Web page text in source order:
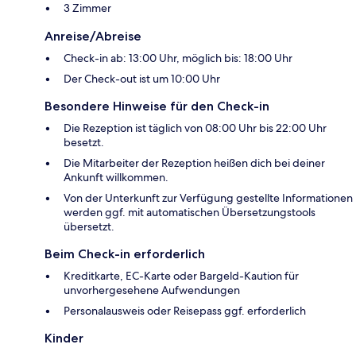
3 Zimmer
Anreise/Abreise
Check-in ab: 13:00 Uhr, möglich bis: 18:00 Uhr
Der Check-out ist um 10:00 Uhr
Besondere Hinweise für den Check-in
Die Rezeption ist täglich von 08:00 Uhr bis 22:00 Uhr
besetzt.
Die Mitarbeiter der Rezeption heißen dich bei deiner
Ankunft willkommen.
Von der Unterkunft zur Verfügung gestellte Informationen
werden ggf. mit automatischen Übersetzungstools
übersetzt.
Beim Check-in erforderlich
Kreditkarte, EC-Karte oder Bargeld-Kaution für
unvorhergesehene Aufwendungen
Personalausweis oder Reisepass ggf. erforderlich
Kinder